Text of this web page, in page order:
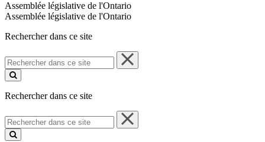
Assemblée législative de l'Ontario
Assemblée législative de l'Ontario
Rechercher dans ce site
Rechercher
dans
ce
Rechercher dans ce site
Rechercher
dans
ce